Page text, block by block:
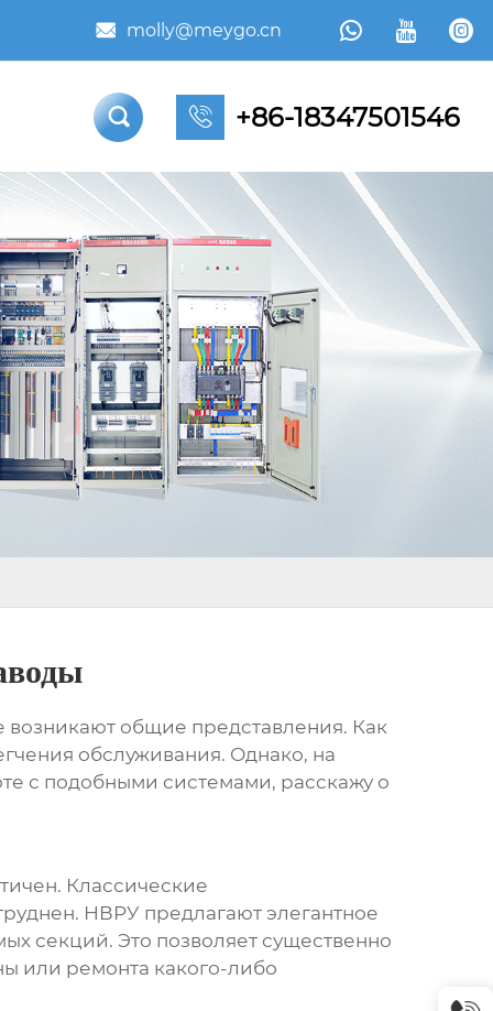
 molly@meygo.cn   
  +86-18347501546
возникают общие представления. Как
обслуживания. Однако, на
с подобными системами, расскажу о
Классические
НВРУ предлагают элегантное
секций. Это позволяет существенно
или ремонта какого-либо